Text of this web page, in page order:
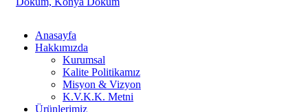
Anasayfa
Hakkımızda
Kurumsal
Kalite Politikamız
Misyon & Vizyon
K.V.K.K. Metni
Ürünlerimiz